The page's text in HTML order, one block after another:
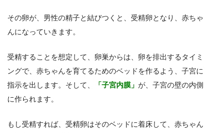
その卵が、男性の精子と結びつくと、受精卵となり、赤ちゃ
んになっていきます。
受精することを想定して、卵巣からは、卵を排出するタイミ
ングで、赤ちゃんを育てるためのベッドを作るよう、子宮に
指示を出します。そして、
「子宮内膜」 が、子宮の壁の内側
に作られます。
もし受精すれば、受精卵はそのベッドに着床して、赤ちゃん